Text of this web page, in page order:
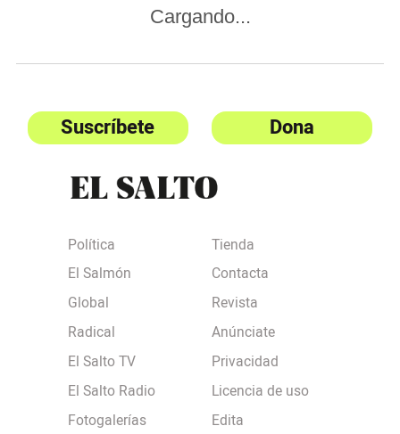
Cargando...
Suscríbete Dona
Política
El Salmón
Global
Radical
El Salto TV
El Salto Radio
Fotogalerías
Tienda
Contacta
Revista
Anúnciate
Privacidad
Licencia de uso
Edita